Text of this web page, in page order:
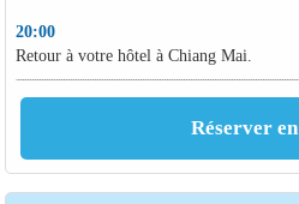
20:00
Retour à votre hôtel à Chiang Mai.